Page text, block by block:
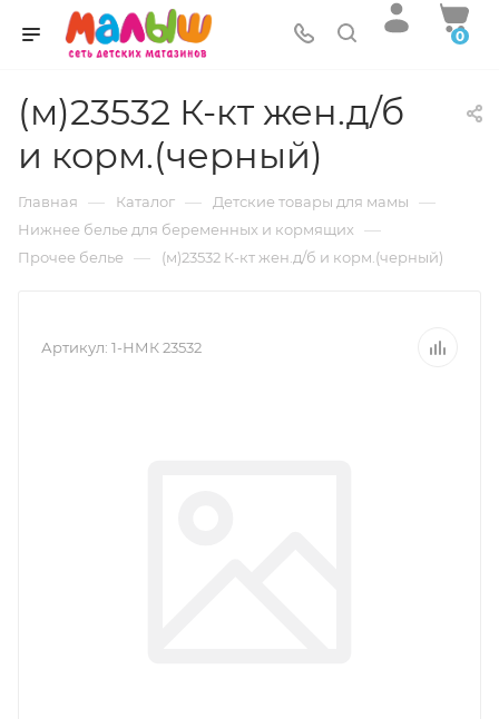
0
(м)23532 К-кт жен.д/б
и корм.(черный)
Главная — Каталог — Детские товары для мамы —
Нижнее белье для беременных и кормящих —
Прочее белье — (м)23532 К-кт жен.д/б и корм.(черный)
Артикул: 1-НМК 23532